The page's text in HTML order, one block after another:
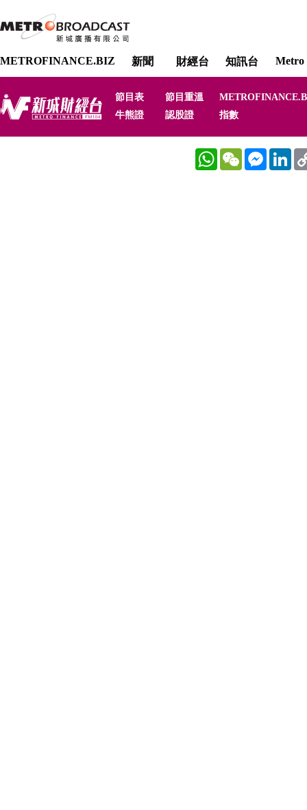
METROFINANCE.BIZ 新聞 財經台 知訊台 Metro
節目表 節目重溫
牛熊證
認股證 指數
WhatsAppWeChat Messenger